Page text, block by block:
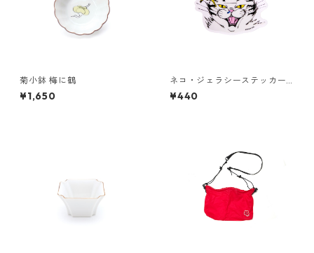
菊小鉢 梅に鶴
¥1,650
ネコ・ジェラシーステッカー
タビー
¥440